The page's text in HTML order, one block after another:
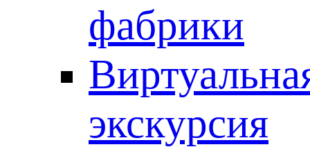
фабрики
экскурсия